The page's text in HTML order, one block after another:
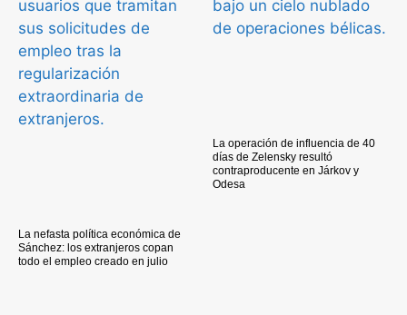
La nefasta política económica de
Sánchez: los extranjeros copan
todo el empleo creado en julio
La operación de influencia de 40
días de Zelensky resultó
contraproducente en Járkov y
Odesa